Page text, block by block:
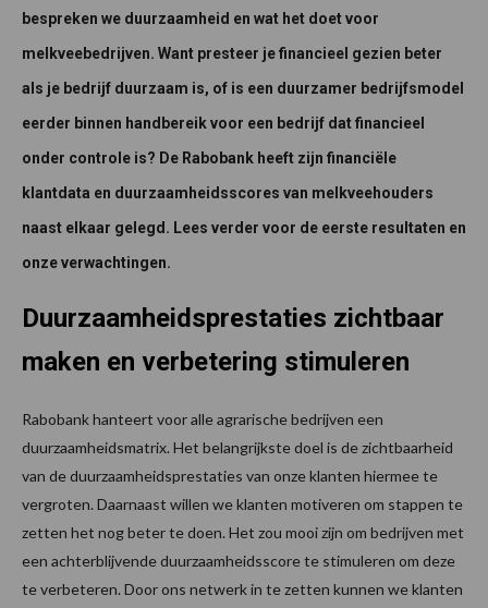
bespreken we duurzaamheid en wat het doet voor
melkveebedrijven. Want presteer je financieel gezien beter
als je bedrijf duurzaam is, of is een duurzamer bedrijfsmodel
eerder binnen handbereik voor een bedrijf dat financieel
onder controle is? De Rabobank heeft zijn financiële
klantdata en duurzaamheidsscores van melkveehouders
naast elkaar gelegd. Lees verder voor de eerste resultaten en
onze verwachtingen.
Duurzaamheidsprestaties zichtbaar
maken en verbetering stimuleren
Rabobank hanteert voor alle agrarische bedrijven een
duurzaamheidsmatrix. Het belangrijkste doel is de zichtbaarheid
van de duurzaamheidsprestaties van onze klanten hiermee te
vergroten. Daarnaast willen we klanten motiveren om stappen te
zetten het nog beter te doen. Het zou mooi zijn om bedrijven met
een achterblijvende duurzaamheidsscore te stimuleren om deze
te verbeteren. Door ons netwerk in te zetten kunnen we klanten